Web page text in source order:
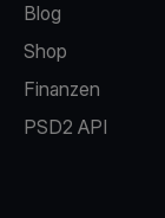
Blog
Shop
Finanzen
PSD2 API